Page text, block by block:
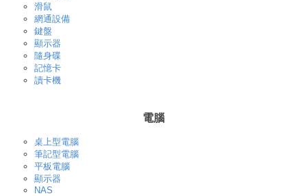
滑鼠
網通設備
鍵盤
顯示器
隨身碟
記憶卡
讀卡機
電腦
桌上型電腦
筆記型電腦
平板電腦
顯示器
NAS